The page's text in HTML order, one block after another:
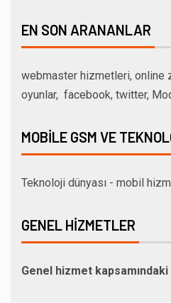
EN SON ARANANLAR
webmaster hizmetleri, online
oyunlar, facebook, twitter,
MOBILE GSM VE
Teknoloji dünyası - mobil
GENEL HIZMETLER
Genel hizmet